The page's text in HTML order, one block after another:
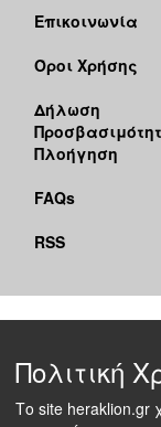
ΔΗΜΟΣ
ΠΟΛΙΤΙΣΜΟΣ
Επικοινωνία
Όροι Χρήσης
Δήλωση
Πλοήγηση
FAQs
RSS
Πολιτική
Το site heraklion.gr